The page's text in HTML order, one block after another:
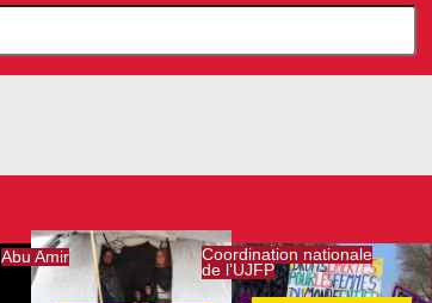
Abu Amir
Coordination nationale
de l’UJFP